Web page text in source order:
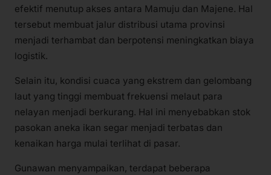
efektif menutup akses antara Mamuju dan Majene. Hal
tersebut membuat jalur distribusi utama provinsi
menjadi terhambat dan berpotensi meningkatkan biaya
logistik.
Selain itu, kondisi cuaca yang ekstrem dan gelombang
laut yang tinggi membuat frekuensi melaut para
nelayan menjadi berkurang. Hal ini menyebabkan stok
pasokan aneka ikan segar menjadi terbatas dan
kenaikan harga mulai terlihat di pasar.
Gunawan menyampaikan, terdapat beberapa